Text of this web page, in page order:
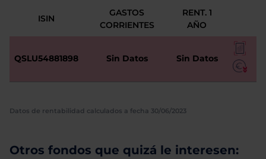
ISIN
GASTOS
CORRIENTES
RENT. 1
AÑO
QSLU54881898 Sin Datos Sin Datos
Datos de rentabilidad calculados a fecha 30/06/2023
Otros fondos que quizá le interesen: